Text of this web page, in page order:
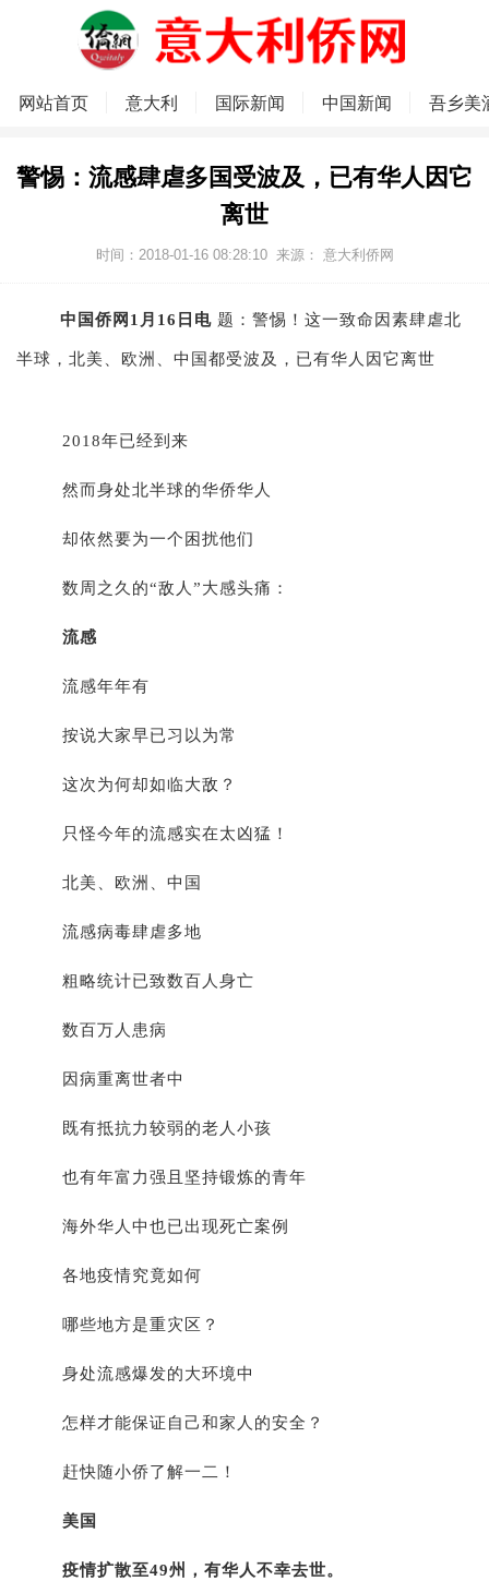
网站首页 意大利 国际新闻 中国新闻 吾乡美
警惕：流感肆虐多国受波及，已有华人因它
离世
时间：2018-01-16 08:28:10 来源： 意大利侨网
中国侨网1月16日电 题：警惕！这一致命因素肆虐北
半球，北美、欧洲、中国都受波及，已有华人因它离世
2018年已经到来
然而身处北半球的华侨华人
却依然要为一个困扰他们
数周之久的“敌人”大感头痛：
流感
流感年年有
按说大家早已习以为常
这次为何却如临大敌？
只怪今年的流感实在太凶猛！
北美、欧洲、中国
流感病毒肆虐多地
粗略统计已致数百人身亡
数百万人患病
因病重离世者中
既有抵抗力较弱的老人小孩
也有年富力强且坚持锻炼的青年
海外华人中也已出现死亡案例
各地疫情究竟如何
哪些地方是重灾区？
身处流感爆发的大环境中
怎样才能保证自己和家人的安全？
赶快随小侨了解一二！
美国
疫情扩散至49州，有华人不幸去世。